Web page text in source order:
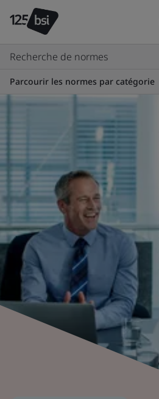
Recherche de normes
Parcourir les normes par catégorie